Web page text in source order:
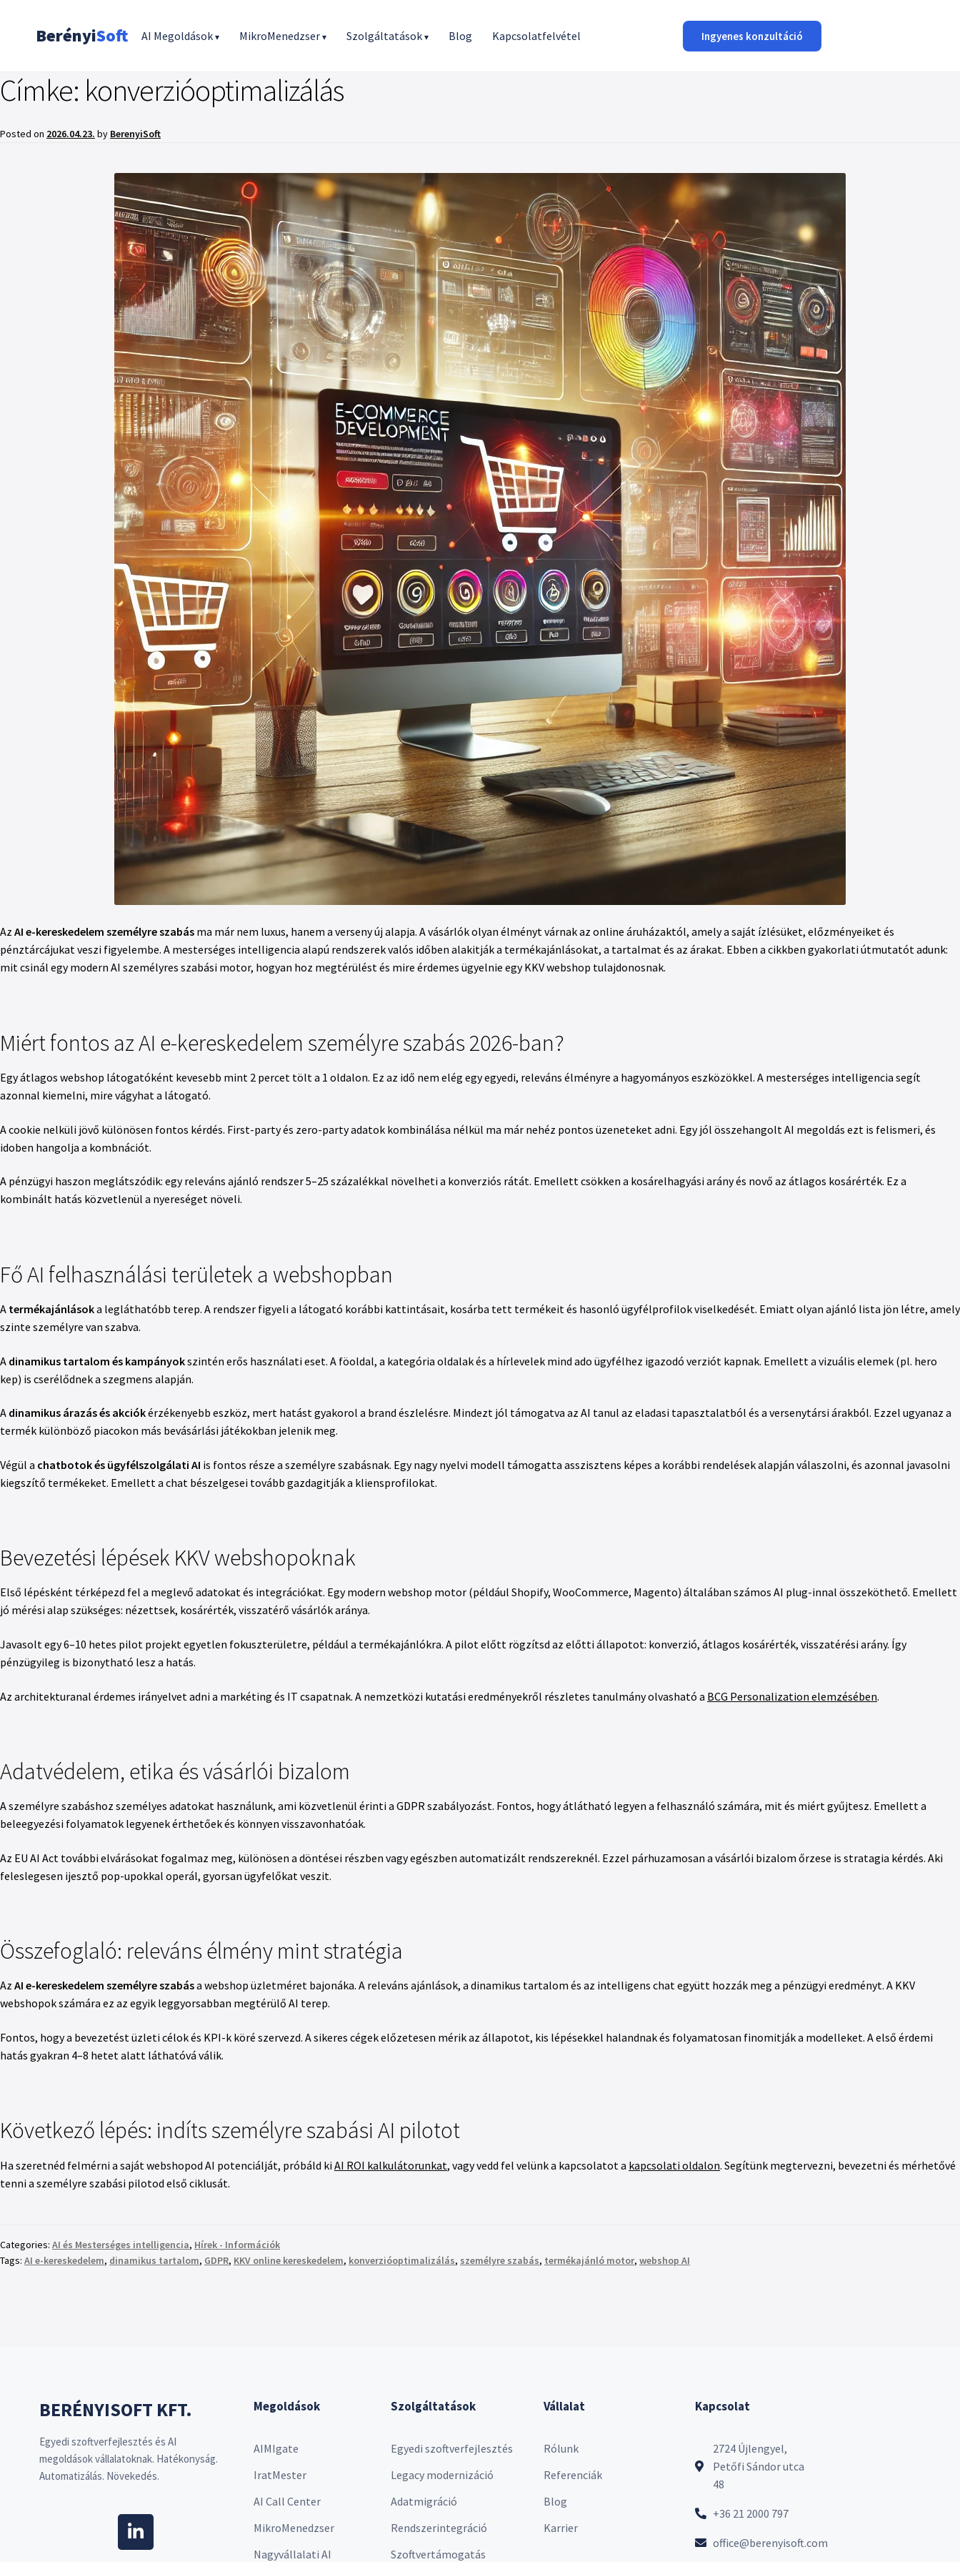
BerényiSoft AI Megoldások▾ MikroMenedzser▾ Szolgáltatások▾ Blog Kapcsolatfelvétel Ingyenes konzultáció
Címke: konverzióoptimalizálás
Posted on 2026.04.23. by BerenyiSoft
Az AI e-kereskedelem személyre szabás ma már nem luxus, hanem a verseny új alapja. A vásárlók olyan élményt várnak az online áruházaktól, amely a saját ízlésüket, előzményeiket és
pénztárcájukat veszi figyelembe. A mesterséges intelligencia alapú rendszerek valós időben alakitják a termékajánlásokat, a tartalmat és az árakat. Ebben a cikkben gyakorlati útmutatót adunk:
mit csinál egy modern AI személyres szabási motor, hogyan hoz megtérülést és mire érdemes ügyelnie egy KKV webshop tulajdonosnak.
Miért fontos az AI e-kereskedelem személyre szabás 2026-ban?
Egy átlagos webshop látogatóként kevesebb mint 2 percet tölt a 1 oldalon. Ez az idő nem elég egy egyedi, releváns élményre a hagyományos eszközökkel. A mesterséges intelligencia segít
azonnal kiemelni, mire vágyhat a látogató.
A cookie nelküli jövő különösen fontos kérdés. First-party és zero-party adatok kombinálása nélkül ma már nehéz pontos üzeneteket adni. Egy jól összehangolt AI megoldás ezt is felismeri, és
idoben hangolja a kombnációt.
A pénzügyi haszon meglátszódik: egy releváns ajánló rendszer 5–25 százalékkal növelheti a konverziós rátát. Emellett csökken a kosárelhagyási arány és novő az átlagos kosárérték. Ez a
kombinált hatás közvetlenül a nyereséget növeli.
Fő AI felhasználási területek a webshopban
A termékajánlásoka legláthatóbb terep. A rendszer figyeli a látogató korábbi kattintásait, kosárba tett termékeit és hasonló ügyfélprofilok viselkedését. Emiatt olyan ajánló lista jön létre, amely
szinte személyre van szabva.
A dinamikus tartalom és kampányokszintén erős használati eset. A föoldal, a kategória oldalak és a hírlevelek mind ado ügyfélhez igazodó verziót kapnak. Emellett a vizuális elemek (pl. hero
kep) is cserélődnek a szegmens alapján.
A dinamikus árazás és akciókérzékenyebb eszköz, mert hatást gyakorol a brand észlelésre. Mindezt jól támogatva az AI tanul az eladasi tapasztalatból és a versenytársi árakból. Ezzel ugyanaz a
termék különböző piacokon más bevásárlási játékokban jelenik meg.
Végül a chatbotok és ügyfélszolgálati AI is fontos része a személyre szabásnak. Egy nagy nyelvi modell támogatta asszisztens képes a korábbi rendelések alapján válaszolni, és azonnal javasolni
kiegszítő termékeket. Emellett a chat bészelgesei tovább gazdagitják a kliensprofilokat.
Bevezetési lépések KKV webshopoknak
Első lépésként térképezd fel a meglevő adatokat és integrációkat. Egy modern webshop motor (például Shopify, WooCommerce, Magento) általában számos AI plug-innal összeköthető. Emellett
jó mérési alap szükséges: nézettsek, kosárérték, visszatérő vásárlók aránya.
Javasolt egy 6–10 hetes pilot projekt egyetlen fokuszterületre, például a termékajánlókra. A pilot előtt rögzítsd az előtti állapotot: konverzió, átlagos kosárérték, visszatérési arány. Így
pénzügyileg is bizonytható lesz a hatás.
Az architekturanal érdemes irányelvet adni a markéting és IT csapatnak. A nemzetközi kutatási eredményekről részletes tanulmány olvasható a BCG Personalization elemzésében.
Adatvédelem, etika és vásárlói bizalom
A személyre szabáshoz személyes adatokat használunk, ami közvetlenül érinti a GDPR szabályozást. Fontos, hogy átlátható legyen a felhasználó számára, mit és miért gyűjtesz. Emellett a
beleegyezési folyamatok legyenek érthetőek és könnyen visszavonhatóak.
Az EU AI Act további elvárásokat fogalmaz meg, különösen a döntései részben vagy egészben automatizált rendszereknél. Ezzel párhuzamosan a vásárlói bizalom őrzese is stratagia kérdés. Aki
feleslegesen ijesztő pop-upokkal operál, gyorsan ügyfelőkat veszit.
Összefoglaló: releváns élmény mint stratégia
Az AI e-kereskedelem személyre szabása webshop üzletméret bajonáka. A releváns ajánlások, a dinamikus tartalom és az intelligens chat együtt hozzák meg a pénzügyi eredményt. A KKV
webshopok számára ez az egyik leggyorsabban megtérülő AI terep.
Fontos, hogy a bevezetést üzleti célok és KPI-k köré szervezd. A sikeres cégek előzetesen mérik az állapotot, kis lépésekkel halandnak és folyamatosan finomitják a modelleket. A első érdemi
hatás gyakran 4–8 hetet alatt láthatóvá válik.
Következő lépés: indíts személyre szabási AI pilotot
Ha szeretnéd felmérni a saját webshopod AI potenciálját, próbáld kiAI ROI kalkulátorunkat, vagy vedd fel velünk a kapcsolatot a kapcsolati oldalon. Segítünk megtervezni, bevezetni és mérhetővé
tenni a személyre szabási pilotod első ciklusát.
Categories: AI és Mesterséges intelligencia, Hírek - Információk
Tags: AI e-kereskedelem, dinamikus tartalom, GDPR, KKV online kereskedelem, konverzióoptimalizálás, személyre szabás, termékajánló motor, webshop AI
BERÉNYISOFT KFT.
Egyedi szoftverfejlesztés és AI
megoldások vállalatoknak. Hatékonyság.
Automatizálás. Növekedés.
Megoldások
AIMIgate
IratMester
AI Call Center
MikroMenedzser
Nagyvállalati AI
Szolgáltatások
Egyedi szoftverfejlesztés
Legacy modernizáció
Adatmigráció
Rendszerintegráció
Szoftvertámogatás
Vállalat
Rólunk
Referenciák
Blog
Karrier
Kapcsolat
2724 Újlengyel,
Petőfi Sándor utca
48
+36 21 2000 797
office@berenyisoft.com